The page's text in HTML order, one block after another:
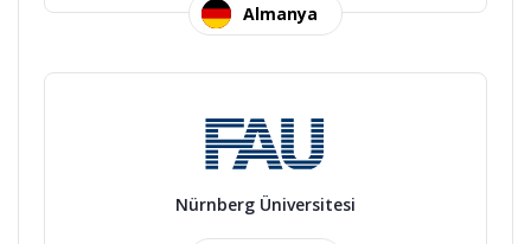
Almanya
Nürnberg Üniversitesi